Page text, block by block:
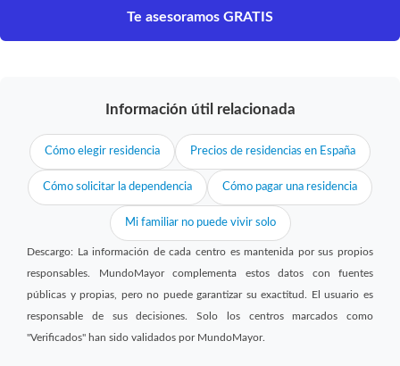
Te asesoramos GRATIS
Información útil relacionada
Cómo elegir residencia Precios de residencias en España
Cómo solicitar la dependencia Cómo pagar una residencia
Mi familiar no puede vivir solo
Descargo: La información de cada centro es mantenida por sus propios
responsables. MundoMayor complementa estos datos con fuentes
públicas y propias, pero no puede garantizar su exactitud. El usuario es
responsable de sus decisiones. Solo los centros marcados como
"Verificados" han sido validados por MundoMayor.